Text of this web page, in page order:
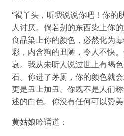
“褐丫头，听我说说你吧！你的
人讨厌。倘若别的东西染上你
食品染上你的颜色，必然化为
彩，内含狗的丑陋，令人不快
哀。我从未听人说过世上有褐
石。你进了茅厕，你的颜色就
更是丑上加丑。你既不是人们
述的白色。你没有任何可以赞
黄姑娘吟诵道：